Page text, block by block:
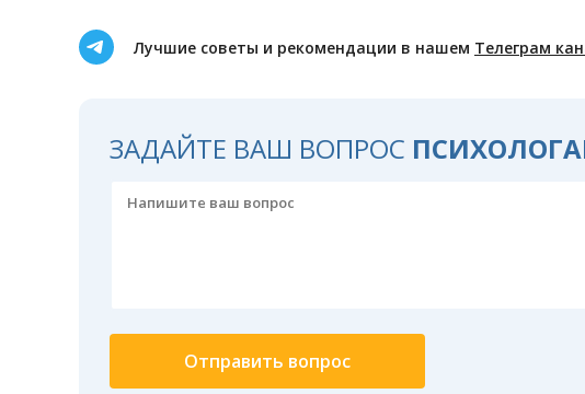
Лучшие советы и рекомендации в нашем Телеграм
ЗАДАЙТЕ ВАШ ВОПРОС